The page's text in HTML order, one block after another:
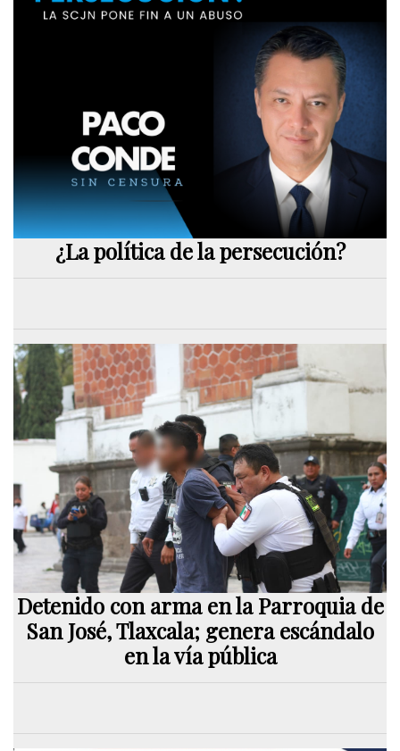
¿La política de la persecución?
Detenido con arma en la Parroquia de
San José, Tlaxcala; genera escándalo
en la vía pública